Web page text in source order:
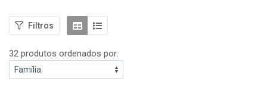
Filtros
32 produtos ordenados por: